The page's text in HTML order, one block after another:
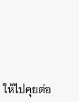
ห้ไปคุยต่อ